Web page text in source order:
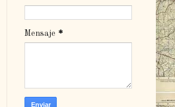
Mensaje *